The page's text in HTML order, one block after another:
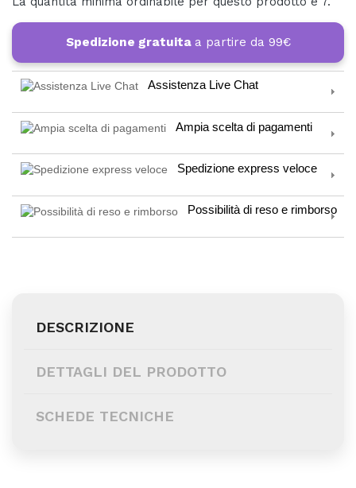
Spedizione gratuita a partire da 99€
Assistenza Live Chat
Ampia scelta di pagamenti
Spedizione express veloce
Possibilità di reso e rimborso
DESCRIZIONE
DETTAGLI DEL PRODOTTO
SCHEDE TECNICHE